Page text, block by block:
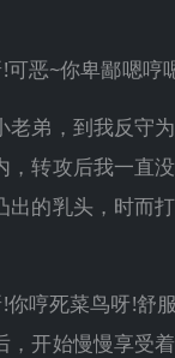
恶~你卑鄙嗯哼
老弟，到我反守
，转攻后我一直
的乳头，时而
哼死菜鸟呀!舒
，开始慢慢享受